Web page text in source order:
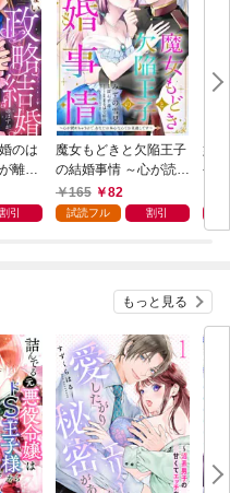
のは
離し
骨な
る恋
割引
魔女もどきと欠陥王子
の結婚事情 ～心が読め
ちゃうので、あなたの
本心なんてお見通しで
165 82
試読フル 割引
婚
や
た
もっと見る